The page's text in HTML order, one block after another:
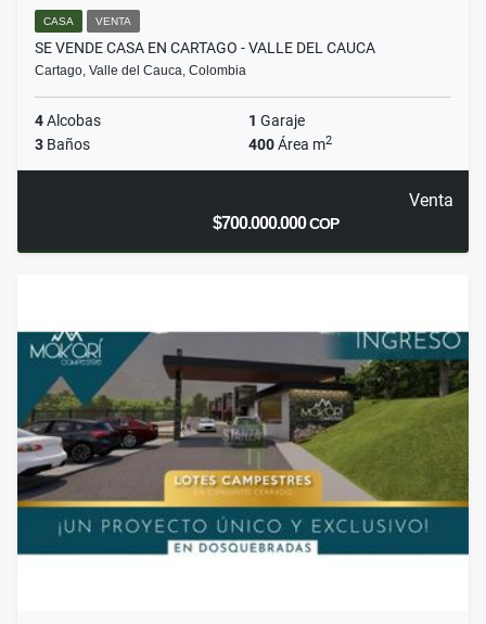
CASA VENTA
SE VENDE CASA EN CARTAGO - VALLE DEL CAUCA
Cartago, Valle del Cauca, Colombia
4Alcobas 1 Garaje
3 Baños 400Área m2
Venta
$700.000.000COP